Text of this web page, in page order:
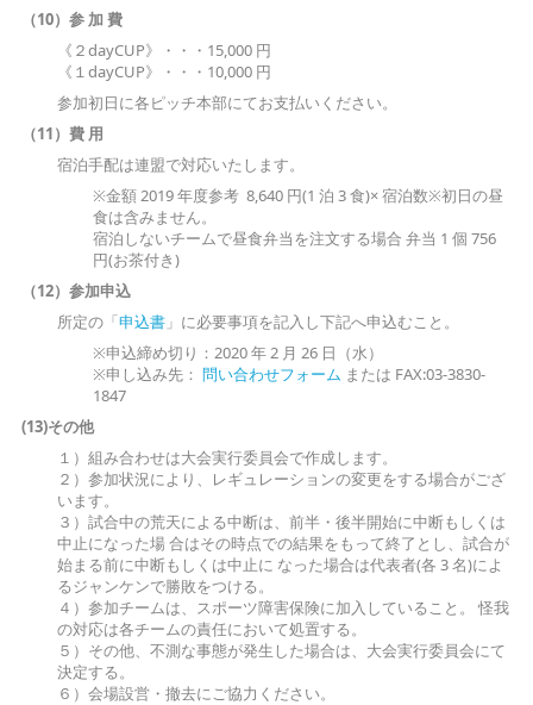
（10）参 加 費
《２dayCUP》・・・15,000 円
《１dayCUP》・・・10,000 円
参加初日に各ピッチ本部にてお支払いください。
（11）費 用
宿泊手配は連盟で対応いたします。
※金額 2019 年度参考 8,640 円(1 泊 3 食)× 宿泊数※初日の昼
食は含みません。
宿泊しないチームで昼食弁当を注文する場合 弁当 1 個 756
円(お茶付き)
（12）参加申込
所定の「申込書 」に必要事項を記入し下記へ申込むこと。
※申込締め切り：2020 年 2 月 26 日（水）
※申し込み先：問い合わせフォーム または FAX:03-3830-
1847
(13)その他
１）組み合わせは大会実行委員会で作成します。
２）参加状況により、レギュレーションの変更をする場合がござ
います。
３）試合中の荒天による中断は、前半・後半開始に中断もしくは
中止になった場 合はその時点での結果をもって終了とし、試合が
始まる前に中断もしくは中止に なった場合は代表者(各 3 名)によ
るジャンケンで勝敗をつける。
４）参加チームは、スポーツ障害保険に加入していること。 怪我
の対応は各チームの責任において処置する。
５）その他、不測な事態が発生した場合は、大会実行委員会にて
決定する。
６）会場設営・撤去にご協力ください。